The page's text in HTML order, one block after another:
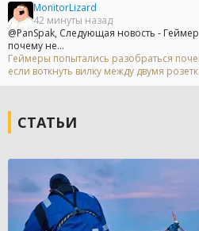
MonitorLizard
42 минуты назад
@PanSpak, Следующая новость -
почему не...
Геймеры попытались разобраться
если воткнуть вилку между двумя
СТАТЬИ